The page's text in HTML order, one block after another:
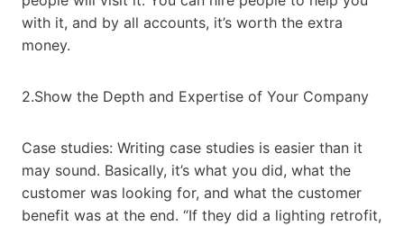
with it, and by all accounts, it’s worth the extra
money.
2.Show the Depth and Expertise of Your Company
Case studies: Writing case studies is easier than it
may sound. Basically, it’s what you did, what the
customer was looking for, and what the customer
benefit was at the end. “If they did a lighting retrofit,